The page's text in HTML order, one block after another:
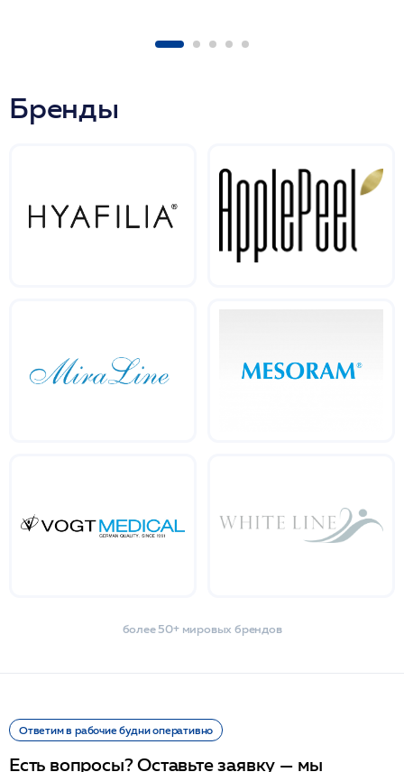
Бренды
более 50+ мировых брендов
Ответим в рабочие будни оперативно
Есть вопросы? Оставьте заявку — мы